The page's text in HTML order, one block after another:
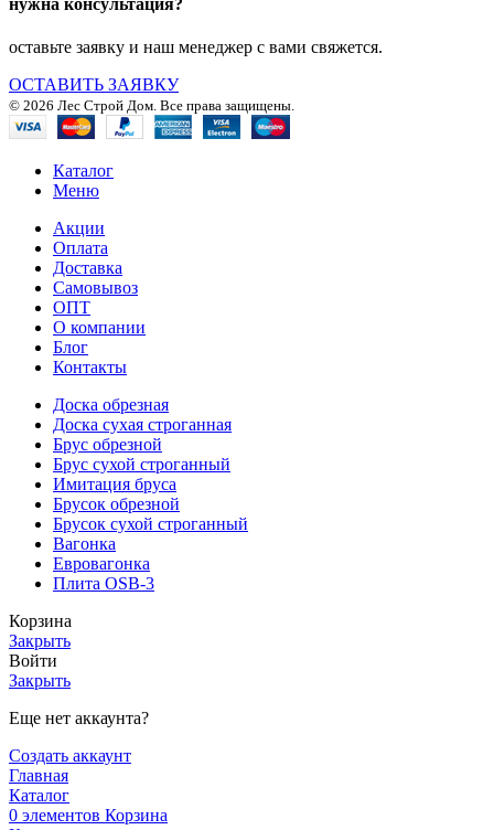
оставьте заявку и наш менеджер с вами свяжется.
ОСТАВИТЬ ЗАЯВКУ
© 2026 Лес Строй Дом. Все права защищены.
Каталог
Меню
Акции
Оплата
Доставка
Самовывоз
ОПТ
О компании
Блог
Контакты
Доска обрезная
Доска сухая строганная
Брус обрезной
Брус сухой строганный
Имитация бруса
Брусок обрезной
Брусок сухой строганный
Вагонка
Евровагонка
Плита OSB-3
Корзина
Закрыть
Войти
Закрыть
Еще нет аккаунта?
Создать аккаунт
Главная
Каталог
0 элементов Корзина